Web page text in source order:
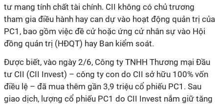
tư mang tính chất tài chính. CII không có chủ trương
tham gia điều hành hay can dự vào hoạt động quản trị của
PC1, bao gồm việc đề cử hoặc ứng cử nhân sự vào Hội
đồng quản trị (HĐQT) hay Ban kiểm soát.
Được biết, vào ngày 2/6, Công ty TNHH Thương mại Đầu
tư CII (CII Invest) – công ty con do CII sở hữu 100% vốn
điều lệ – đã mua thêm gần 3,9 triệu cổ phiếu PC1. Sau
giao dịch, lượng cổ phiếu PC1 do CII Invest nắm giữ tăng